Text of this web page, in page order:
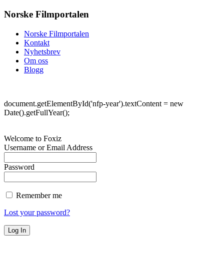
Norske Filmportalen
Norske Filmportalen
Kontakt
Nyhetsbrev
Om oss
Blogg
document.getElementById('nfp-year').textContent = new
Date().getFullYear();
Welcome to Foxiz
Username or Email Address
Password
Remember me
Lost your password?